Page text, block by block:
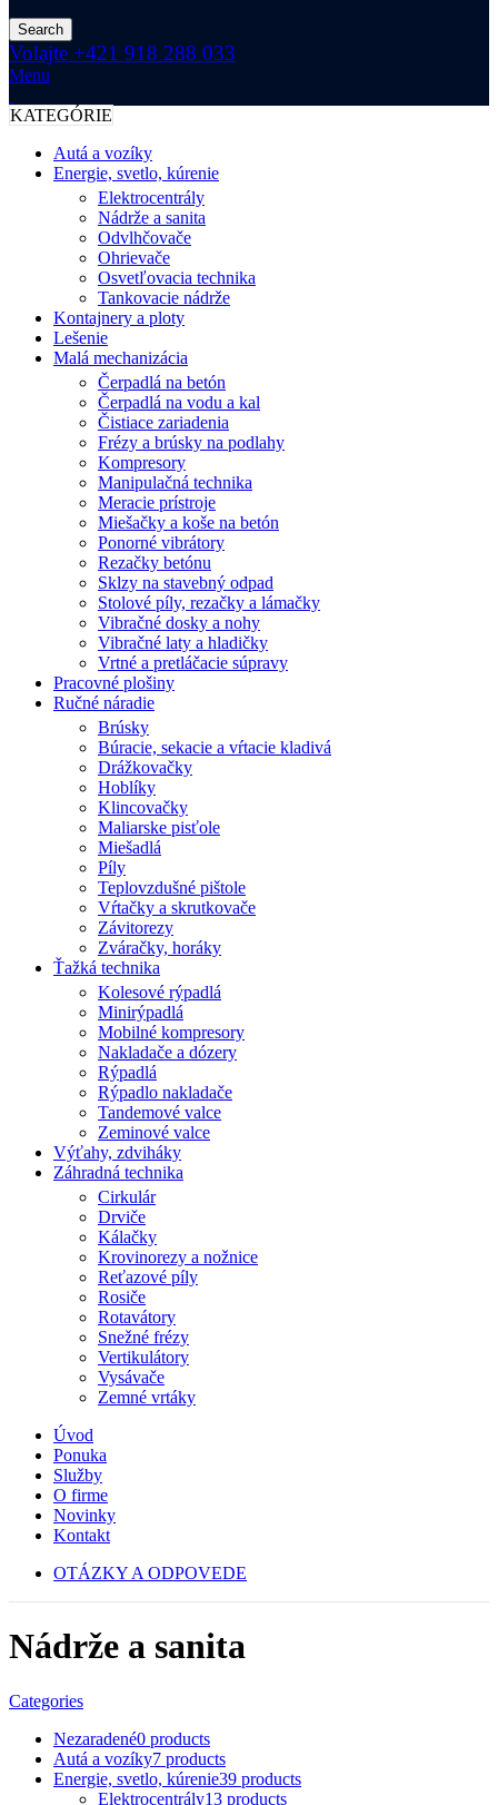
Search
Volajte +421 918 288 033
Menu
KATEGÓRIE
Autá a vozíky
Energie, svetlo, kúrenie
Elektrocentrály
Nádrže a sanita
Odvlhčovače
Ohrievače
Osvetľovacia technika
Tankovacie nádrže
Kontajnery a ploty
Lešenie
Malá mechanizácia
Čerpadlá na betón
Čerpadlá na vodu a kal
Čistiace zariadenia
Frézy a brúsky na podlahy
Kompresory
Manipulačná technika
Meracie prístroje
Miešačky a koše na betón
Ponorné vibrátory
Rezačky betónu
Sklzy na stavebný odpad
Stolové píly, rezačky a lámačky
Vibračné dosky a nohy
Vibračné laty a hladičky
Vrtné a pretláčacie súpravy
Pracovné plošiny
Ručné náradie
Brúsky
Búracie, sekacie a vŕtacie kladivá
Drážkovačky
Hoblíky
Klincovačky
Maliarske pisťole
Miešadlá
Píly
Teplovzdušné pištole
Vŕtačky a skrutkovače
Závitorezy
Zváračky, horáky
Ťažká technika
Kolesové rýpadlá
Minirýpadlá
Mobilné kompresory
Nakladače a dózery
Rýpadlá
Rýpadlo nakladače
Tandemové valce
Zeminové valce
Výťahy, zdviháky
Záhradná technika
Cirkulár
Drviče
Kálačky
Krovinorezy a nožnice
Reťazové píly
Rosiče
Rotavátory
Snežné frézy
Vertikulátory
Vysávače
Zemné vrtáky
Úvod
Ponuka
Služby
O firme
Novinky
Kontakt
OTÁZKY A ODPOVEDE
Nádrže a sanita
Categories
Nezaradené0 products
Autá a vozíky7 products
Energie, svetlo, kúrenie39 products
Elektrocentrály13 products